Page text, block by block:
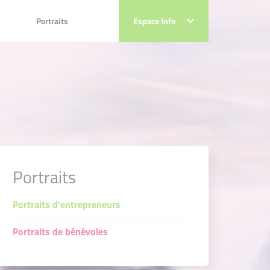
Portraits Espace Info
Portraits Espace Info
Portraits
Portraits d'entrepreneurs
Portraits de bénévoles